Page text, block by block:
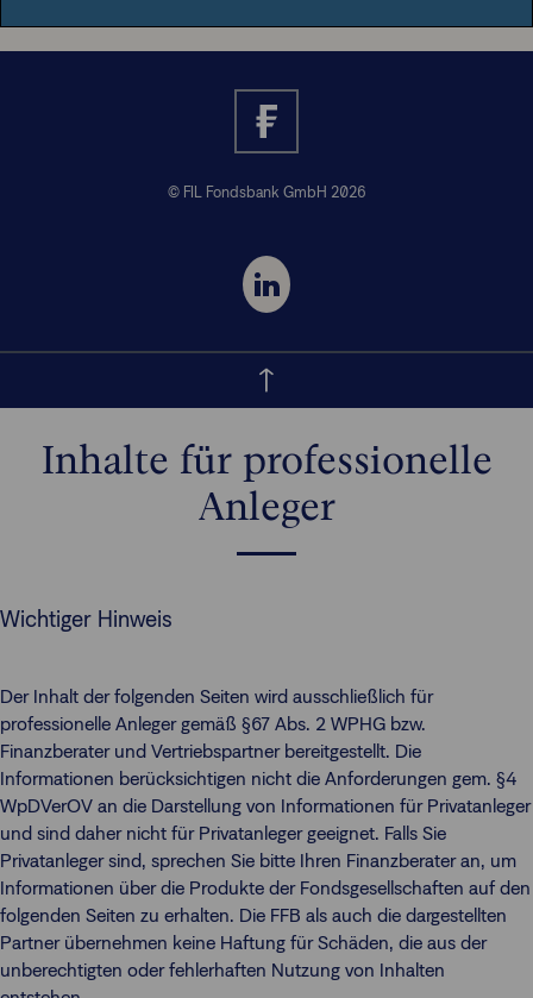
© FIL Fondsbank GmbH 2026
Inhalte für professionelle
Anleger
Wichtiger Hinweis
Der Inhalt der folgenden Seiten wird ausschließlich für
professionelle Anleger gemäß §67 Abs. 2 WPHG bzw.
Finanzberater und Vertriebspartner bereitgestellt. Die
Informationen berücksichtigen nicht die Anforderungen gem. §4
WpDVerOV an die Darstellung von Informationen für Privatanleger
und sind daher nicht für Privatanleger geeignet. Falls Sie
Privatanleger sind, sprechen Sie bitte Ihren Finanzberater an, um
Informationen über die Produkte der Fondsgesellschaften auf den
folgenden Seiten zu erhalten. Die FFB als auch die dargestellten
Partner übernehmen keine Haftung für Schäden, die aus der
unberechtigten oder fehlerhaften Nutzung von Inhalten